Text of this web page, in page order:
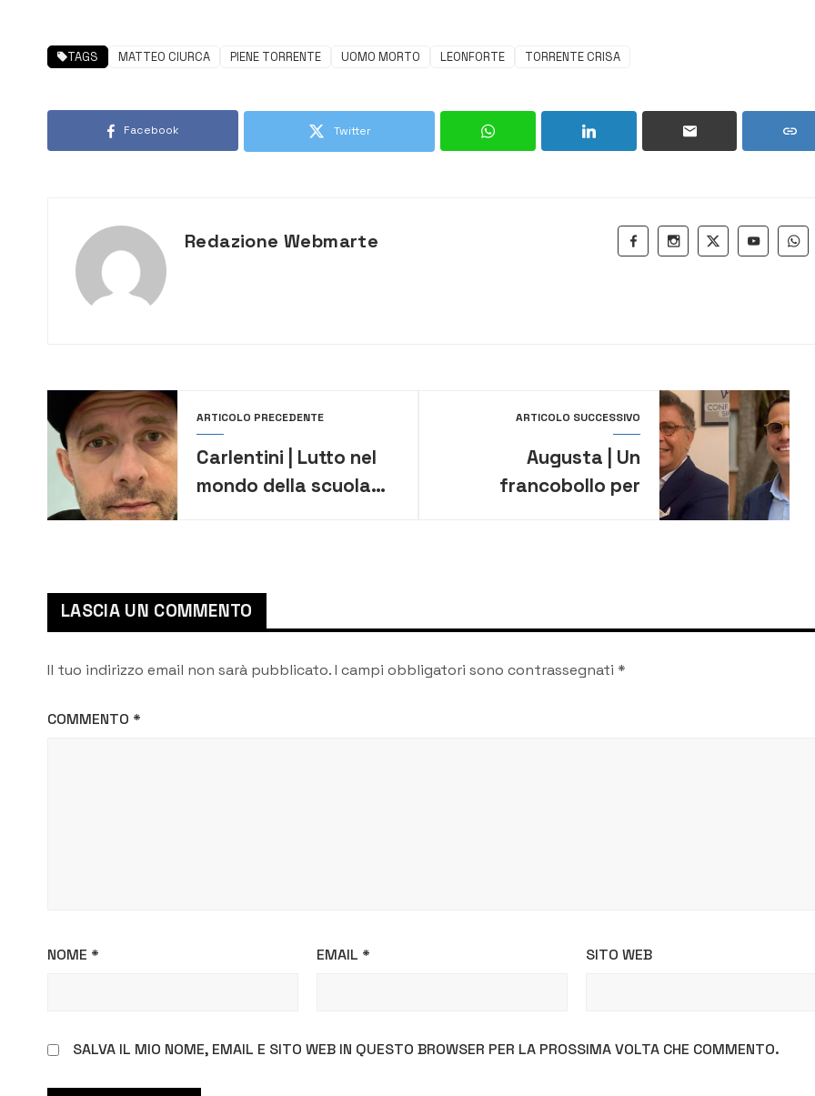
TAGS MATTEO CIURCA PIENE TORRENTE UOMO MORTO LEONFORTE TORRENTE CRISA
Facebook Twitter
Redazione Webmarte
ARTICOLO PRECEDENTE
Carlentini | Lutto nel
mondo della scuola
ARTICOLO SUCCESSIVO
Augusta | Un
francobollo per
LASCIA UN COMMENTO
Il tuo indirizzo email non sarà pubblicato.I campi obbligatori sono contrassegnati *
COMMENTO *
NOME * EMAIL * SITO WEB
SALVA IL MIO NOME, EMAIL E SITO WEB IN QUESTO BROWSER PER LA PROSSIMA VOLTA CHE COMMENTO.